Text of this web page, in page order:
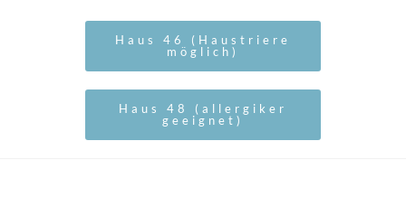
Haus 46 (Haustriere
möglich)
Haus 48 (allergiker
geeignet)